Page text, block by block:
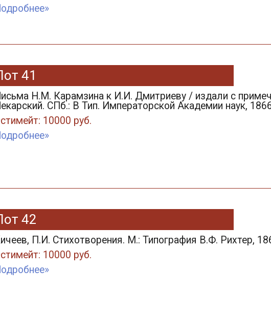
41
Н.М. Карамзина к И.И. Дмитриеву / издали с
СПб.: В Тип. Императорской Академии наук,
10000 руб.
42
П.И. Стихотворения. М.: Типография В.Ф. Рихтер,
10000 руб.